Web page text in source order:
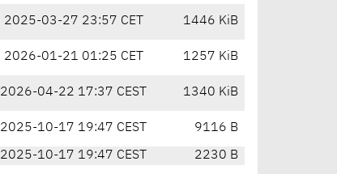
2025-03-27 23:57 CET 1446 KiB
2026-01-21 01:25 CET 1257 KiB
2026-04-22 17:37 CEST 1340 KiB
2025-10-17 19:47 CEST 9116 B
2025-10-17 19:47 CEST
2230 B